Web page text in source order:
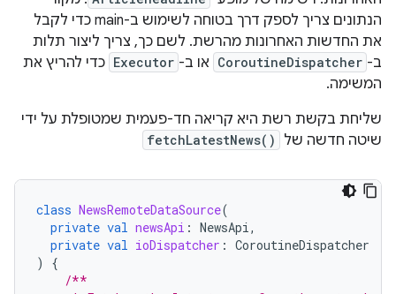
הנתונים צריך לספק דרך בטוחה לשימוש ב-main כדי לקבל
את החדשות האחרונות מהרשת. לשם כך, צריך ליצור תלות
ב- CoroutineDispatcher או ב- Executor כדי להריץ את
המשימה.
שליחת בקשת רשת היא קריאה חד-פעמית שמטופלת על ידי
שיטה חדשה של
fetchLatestNews()
class NewsRemoteDataSource(
private val newsApi : NewsApi,
private val ioDispatcher : CoroutineDispatcher
)
{
/**